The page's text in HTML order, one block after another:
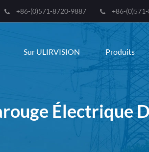
+86-(0)571-8720-9887 +86-
Sur ULIRVISION Produits
Électrique